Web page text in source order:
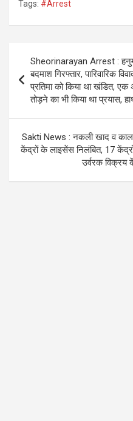
ce
o
o
k
tt
A
p
p
a
m
Tags: #Arrest
navigation
Sheorinarayan Arrest :
बदमाश गिरफ्तार, पारिवारिक
प्रतिमा को किया था खंडित,
तोड़ने का भी किया था प्रयास,
Sakti News : नकली खाद व
केंद्रों के लाइसेंस निलंबित, 17
उर्वरक विक्रय